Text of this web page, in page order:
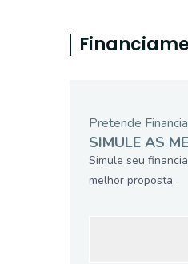
Pretende
SIMULE AS
Simule seu
melhor proposta.